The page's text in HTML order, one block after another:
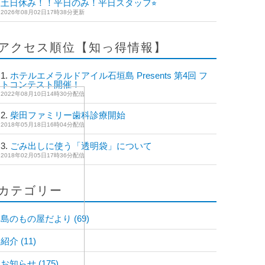
土日休み！！平日のみ！平日スタッフ⭐︎
2026年08月02日17時38分更新
クセス順位【知っ得情報】
ホテルエメラルドアイル石垣島 Presents 第4回 フ
コンテスト開催！
2022年08月10日14時30分配信
柴田ファミリー歯科診療開始
2018年05月18日16時04分配信
ごみ出しに使う「透明袋」について
2018年02月05日17時36分配信
テゴリー
島のもの屋だより (69)
紹介 (11)